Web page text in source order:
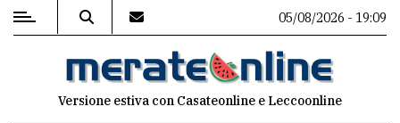
MENU
05/08/2026 - 19:09
Versione estiva con Casateonline e Leccoonline